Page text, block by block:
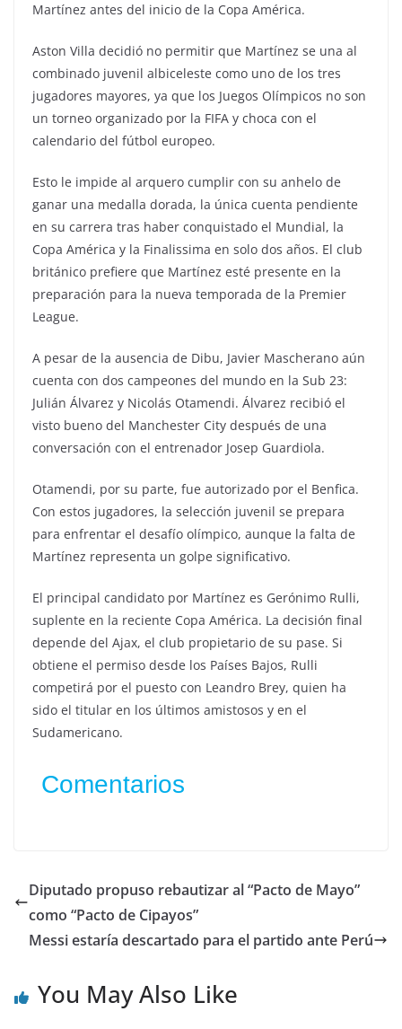
Martínez antes del inicio de la Copa América.
Aston Villa decidió no permitir que Martínez se una al
combinado juvenil albiceleste como uno de los tres
jugadores mayores, ya que los Juegos Olímpicos no son
un torneo organizado por la FIFA y choca con el
calendario del fútbol europeo.
Esto le impide al arquero cumplir con su anhelo de
ganar una medalla dorada, la única cuenta pendiente
en su carrera tras haber conquistado el Mundial, la
Copa América y la Finalissima en solo dos años. El club
británico prefiere que Martínez esté presente en la
preparación para la nueva temporada de la Premier
League.
A pesar de la ausencia de Dibu, Javier Mascherano aún
cuenta con dos campeones del mundo en la Sub 23:
Julián Álvarez y Nicolás Otamendi. Álvarez recibió el
visto bueno del Manchester City después de una
conversación con el entrenador Josep Guardiola.
Otamendi, por su parte, fue autorizado por el Benfica.
Con estos jugadores, la selección juvenil se prepara
para enfrentar el desafío olímpico, aunque la falta de
Martínez representa un golpe significativo.
El principal candidato por Martínez es Gerónimo Rulli,
suplente en la reciente Copa América. La decisión final
depende del Ajax, el club propietario de su pase. Si
obtiene el permiso desde los Países Bajos, Rulli
competirá por el puesto con Leandro Brey, quien ha
sido el titular en los últimos amistosos y en el
Sudamericano.
Comentarios
Diputado propuso rebautizar al “Pacto de Mayo”
como “Pacto de Cipayos”
Messi estaría descartado para el partido ante Perú
You May Also Like